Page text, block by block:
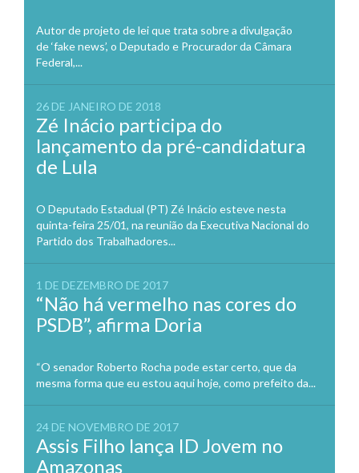
Autor de projeto de lei que trata sobre a divulgação
de ‘fake news’, o Deputado e Procurador da Câmara
Federal,...
26 DE JANEIRO DE 2018
Zé Inácio participa do
lançamento da pré-candidatura
de Lula
O Deputado Estadual (PT) Zé Inácio esteve nesta
quinta-feira 25/01, na reunião da Executiva Nacional do
Partido dos Trabalhadores...
1 DE DEZEMBRO DE 2017
“Não há vermelho nas cores do
PSDB”, afirma Doria
“O senador Roberto Rocha pode estar certo, que da
mesma forma que eu estou aqui hoje, como prefeito da...
24 DE NOVEMBRO DE 2017
Assis Filho lança ID Jovem no
Amazonas